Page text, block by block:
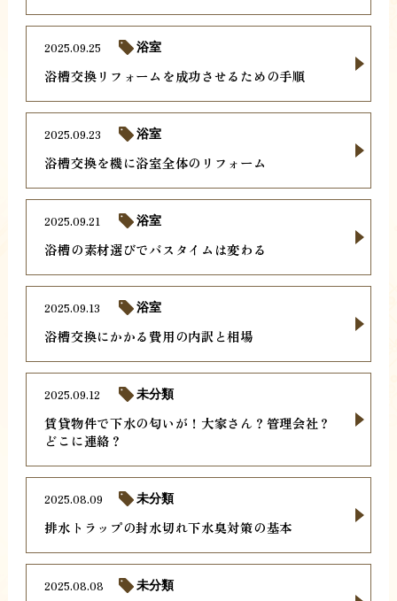
浴槽交換リフォームを成功させるための手順
2025.09.25 浴室
浴槽交換を機に浴室全体のリフォーム
2025.09.23 浴室
浴槽の素材選びでバスタイムは変わる
2025.09.21 浴室
浴槽交換にかかる費用の内訳と相場
2025.09.13 浴室
賃貸物件で下水の匂いが！大家さん？管理会社？
どこに連絡？
2025.09.12 未分類
排水トラップの封水切れ下水臭対策の基本
2025.08.09 未分類
2025.08.08 未分類